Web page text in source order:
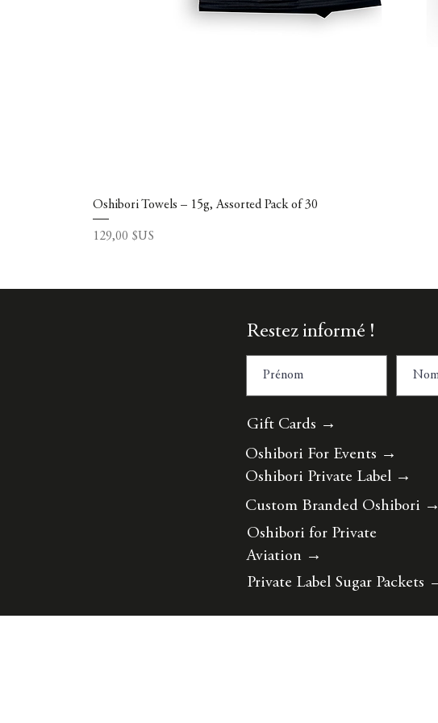
Oshibori Towels – 15g, Assorted Pack of 30
Prix
129,00 $US
Restez informé !
Gift Cards →
Oshibori For Events →
Oshibori Private Label →
Custom Branded Oshibori →
Oshibori for Private
Aviation →
Private Label Sugar Packets